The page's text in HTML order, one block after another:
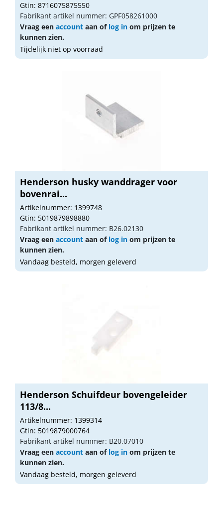
Gtin: 8716075875550
Fabrikant artikel nummer: GPF058261000
Vraag een account aan of log in om prijzen te
kunnen zien.
Tijdelijk niet op voorraad
Henderson husky wanddrager voor
bovenrai...
Artikelnummer: 1399748
Gtin: 5019879898880
Fabrikant artikel nummer: B26.02130
Vraag een account aan of log in om prijzen te
kunnen zien.
Vandaag besteld, morgen geleverd
Henderson Schuifdeur bovengeleider
113/8...
Artikelnummer: 1399314
Gtin: 5019879000764
Fabrikant artikel nummer: B20.07010
Vraag een account aan of log in om prijzen te
kunnen zien.
Vandaag besteld, morgen geleverd